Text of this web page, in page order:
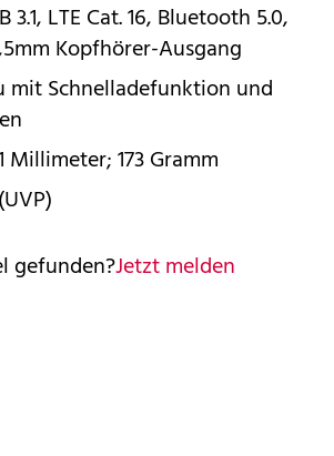
3.1, LTE Cat. 16, Bluetooth 5.0,
Kopfhörer-Ausgang
mit Schnelladefunktion und
Millimeter; 173 Gramm
gefunden?Jetzt melden